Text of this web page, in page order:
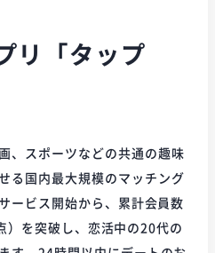
リ「タップ
、スポーツなどの共通の趣味
る国内最大規模のマッチング
ービス開始から、累計会員数
を突破し、恋活中の20代の